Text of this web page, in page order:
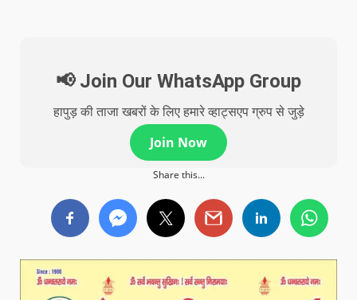
📢 Join Our WhatsApp Group
हापुड़ की ताजा खबरों के लिए हमारे व्हाट्सएप ग्रुप से जुड़े
Join Now
Share this...